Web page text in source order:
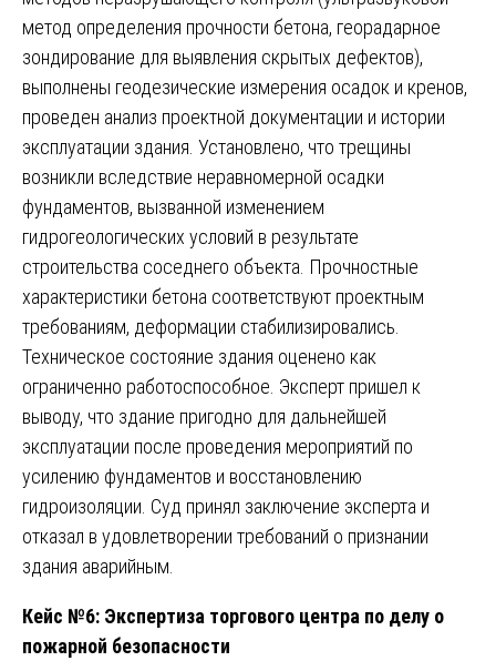
метод определения прочности бетона, георадарное
зондирование для выявления скрытых дефектов),
выполнены геодезические измерения осадок и кренов,
проведен анализ проектной документации и истории
эксплуатации здания. Установлено, что трещины
возникли вследствие неравномерной осадки
фундаментов, вызванной изменением
гидрогеологических условий в результате
строительства соседнего объекта. Прочностные
характеристики бетона соответствуют проектным
требованиям, деформации стабилизировались.
Техническое состояние здания оценено как
ограниченно работоспособное. Эксперт пришел к
выводу, что здание пригодно для дальнейшей
эксплуатации после проведения мероприятий по
усилению фундаментов и восстановлению
гидроизоляции. Суд принял заключение эксперта и
отказал в удовлетворении требований о признании
здания аварийным.
Кейс №6: Экспертиза торгового центра по делу о
пожарной безопасности